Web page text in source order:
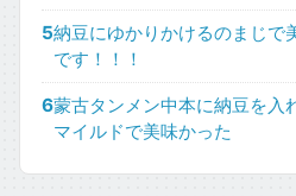
5納豆にゆかりかけるのまじで
です！！！
6蒙古タンメン中本に納豆を入
マイルドで美味かった